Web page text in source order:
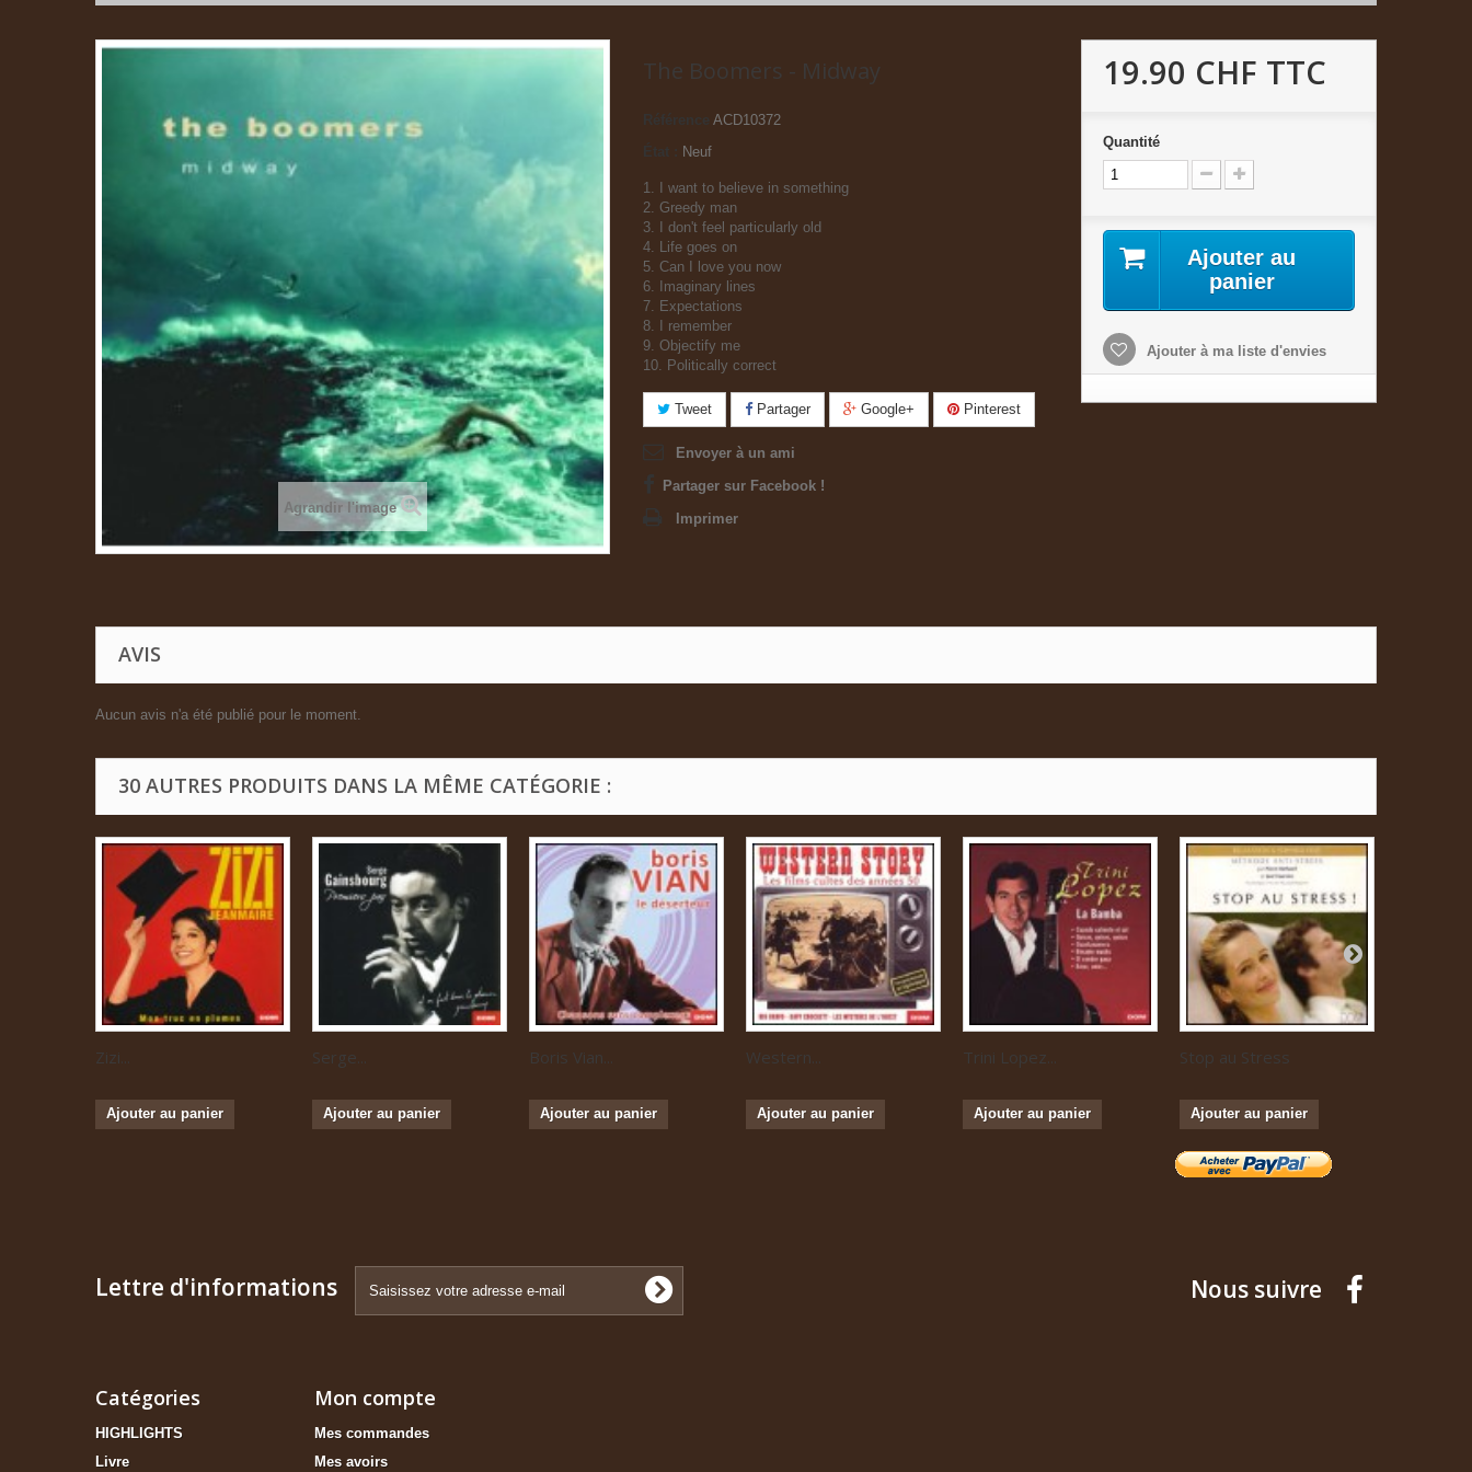
Agrandir l'image
The Boomers - Midway
Référence
ACD10372
Neuf
1. I want to believe in something
2. Greedy man
3. I don't feel particularly old
4. Life goes on
5. Can I love you now
6. Imaginary lines
7. Expectations
8. I remember
9. Objectify me
10. Politically correct
Tweet Partager Google+ Pinterest
Envoyer à un ami
Partager sur Facebook !
Imprimer
19.90 CHF TTC
Quantité
Ajouter au
panier
Ajouter à ma liste d'envies
AVIS
Aucun avis n'a été publié pour le moment.
30 AUTRES PRODUITS DANS LA MÊME CATÉGORIE :
Zizi...
Ajouter au panier
Serge...
Ajouter au panier
Boris Vian...
Ajouter au panier
Western...
Ajouter au panier
Trini Lopez...
Ajouter au panier
Stop au Stress
Ajouter au panier
Lettre d'informations Nous suivre
Catégories
HIGHLIGHTS
Livre
Mon compte
Mes commandes
Mes avoirs